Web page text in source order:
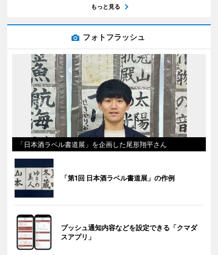
もっと見る
フォトフラッシュ
「日本酒ラベル書道展」を企画した尾形翔平さん
「第1回 日本酒ラベル書道展」の作例
プッシュ通知内容などを設定できる「クマダ
スアプリ」